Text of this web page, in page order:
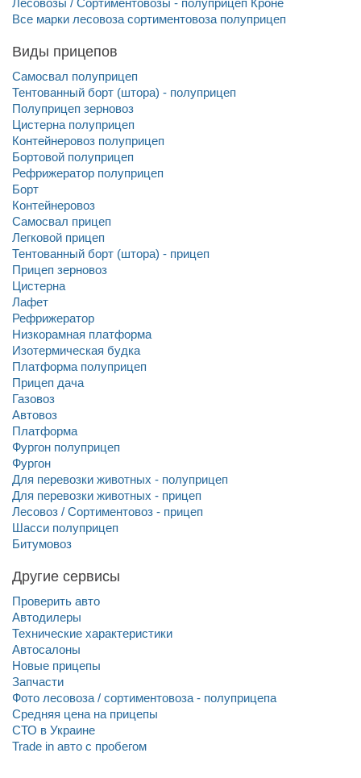
Лесовозы / Сортиментовозы - полуприцеп Кроне
Все марки лесовоза сортиментовоза полуприцеп
Виды прицепов
Самосвал полуприцеп
Тентованный борт (штора) - полуприцеп
Полуприцеп зерновоз
Цистерна полуприцеп
Контейнеровоз полуприцеп
Бортовой полуприцеп
Рефрижератор полуприцеп
Борт
Контейнеровоз
Самосвал прицеп
Легковой прицеп
Тентованный борт (штора) - прицеп
Прицеп зерновоз
Цистерна
Лафет
Рефрижератор
Низкорамная платформа
Изотермическая будка
Платформа полуприцеп
Прицеп дача
Газовоз
Автовоз
Платформа
Фургон полуприцеп
Фургон
Для перевозки животных - полуприцеп
Для перевозки животных - прицеп
Лесовоз / Сортиментовоз - прицеп
Шасси полуприцеп
Битумовоз
Другие сервисы
Проверить авто
Автодилеры
Технические характеристики
Автосалоны
Новые прицепы
Запчасти
Фото лесовоза / сортиментовоза - полуприцепа
Средняя цена на прицепы
СТО в Украине
Trade in авто c пробегом